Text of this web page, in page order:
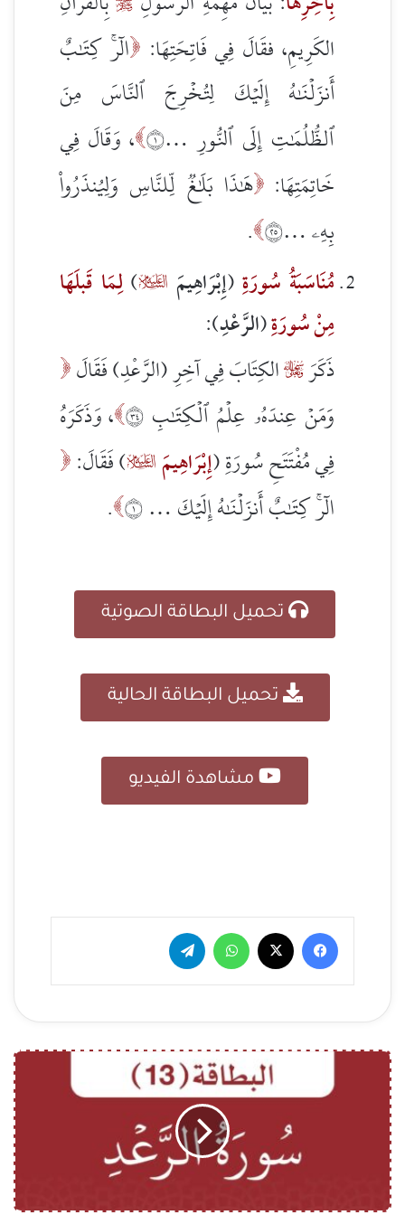
الكَرِيمِ، فقَالَ فِي فَاتِحَتِهَا: الٓرۚ كِتَٰبٌ
أَنزَلۡنَٰهُ إِلَيۡكَ لِتُخۡرِجَ ٱلنَّاسَ مِنَ
ٱلظُّلُمَٰتِ إِلَى ٱلنُّورِ …١
، وَقَالَ فِي
خَاتِمَتِهَا: هَٰذَا بَلَٰغٞ لِّلنَّاسِ وَلِيُنذَرُواْ
بِهِۦ …٥٢

.
مُنَاسَبَةُ سُورَةِ(إِبْرَاهِيمَ 
)لِمَا قَبلَهَا
مِنْ سُورَةِ(الرَّعْدِ):
ذَكَرَ الكِتَابَ فِي آخِرِ (الرَّعْدِ) فَقَالَ 
وَمَنۡ عِندَهُۥ عِلۡمُ ٱلۡكِتَٰبِ ٤٣ ، وَذَكَرَهُ
فِي مُفْتَتَحِ سُورَةِ (إِبْرَاهِيمَ ) فَقَالَ: 
الٓرۚ كِتَٰبٌ أَنزَلۡنَٰهُ إِلَيۡكَ … ١ 
.
تحميل البطاقة الصوتية
تحميل البطاقة الحالية
مشاهدة الفيديو
فيسبوك ‫X واتساب
ب